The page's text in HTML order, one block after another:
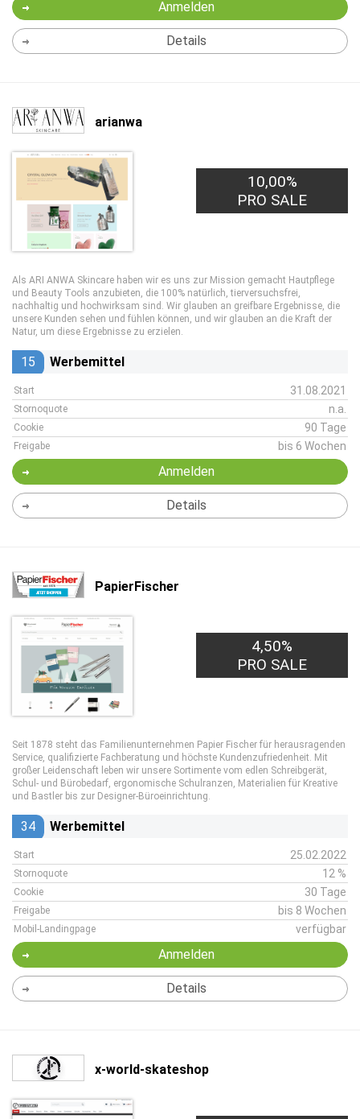
Anmelden
Details
arianwa
10,00%
PRO SALE
Als ARI ANWA Skincare haben wir es uns zur Mission gemacht Hautpflege
und Beauty Tools anzubieten, die 100% natürlich, tierversuchsfrei,
nachhaltig und hochwirksam sind. Wir glauben an greifbare Ergebnisse, die
unsere Kunden sehen und fühlen können, und wir glauben an die Kraft der
Natur, um diese Ergebnisse zu erzielen.
15 Werbemittel
Start 31.08.2021
Stornoquote n.a.
Cookie 90 Tage
Freigabe bis 6 Wochen
Anmelden
Details
PapierFischer
4,50%
PRO SALE
Seit 1878 steht das Familienunternehmen Papier Fischer für herausragenden
Service, qualifizierte Fachberatung und höchste Kundenzufriedenheit. Mit
großer Leidenschaft leben wir unsere Sortimente vom edlen Schreibgerät,
Schul- und Bürobedarf, ergonomische Schulranzen, Materialien für Kreative
und Bastler bis zur Designer-Büroeinrichtung.
34 Werbemittel
Start 25.02.2022
Stornoquote 12 %
Cookie 30 Tage
Freigabe bis 8 Wochen
Mobil-Landingpage verfügbar
Anmelden
Details
x-world-skateshop